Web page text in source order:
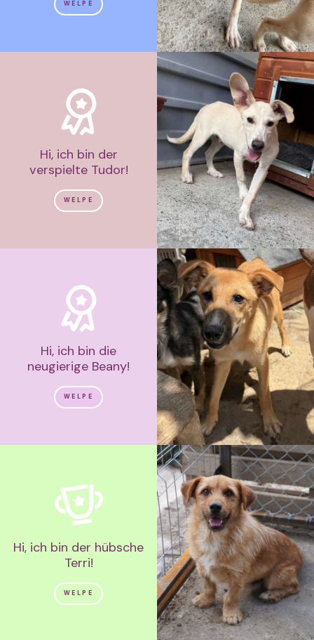
WELPE
Hi, ich bin der
verspielte Tudor!
WELPE
Hi, ich bin die
neugierige Beany!
WELPE
Hi, ich bin der hübsche
Terri!
WELPE